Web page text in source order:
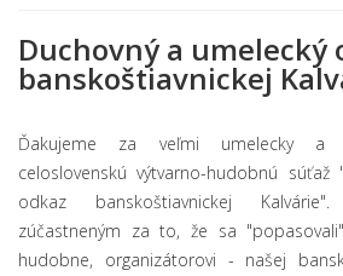
Duchovný a umelecký
banskoštiavnickej
Ďakujeme za veľmi umelecky a
celoslovenskú výtvarno-hudobnú súťaž
odkaz banskoštiavnickej
zúčastneným za to, že sa
hudobne, organizátorovi - našej